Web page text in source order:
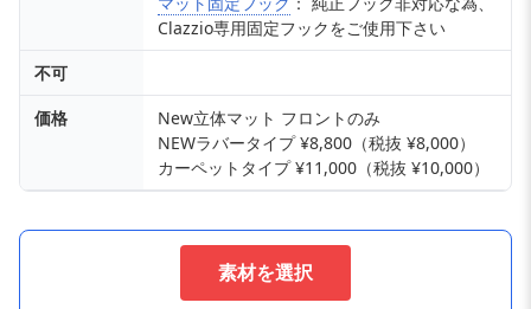
Clazzio専用固定フックをご使用下さい
不可
価格
New立体マット フロントのみ
NEWラバータイプ ¥8,800（税抜 ¥8,000）
カーペットタイプ ¥11,000（税抜 ¥10,000）
素材を選択